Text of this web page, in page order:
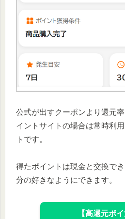
公式が出すクーポンより還元
イントサイトの場合は常時利
トです。
得たポイントは現金と交換で
分の好きなようにできます。
【高還元ポイ